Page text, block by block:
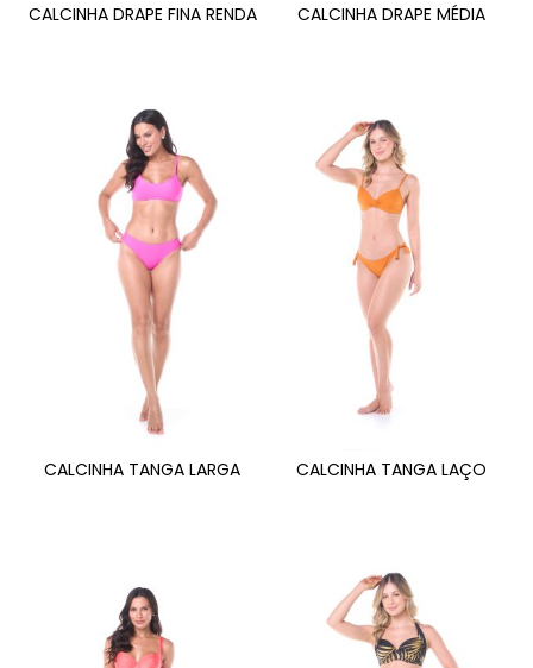
CALCINHA DRAPE FINA RENDA CALCINHA DRAPE MÉDIA
CALCINHA TANGA LARGA CALCINHA TANGA LAÇO